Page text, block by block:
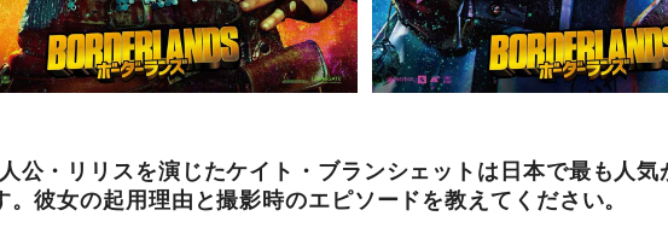
・リリスを演じたケイト・ブランシェットは日本で最も人気
。彼女の起用理由と撮影時のエピソードを教えてください。